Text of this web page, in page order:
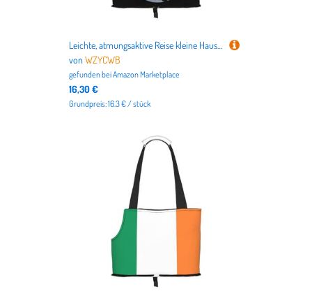
Leichte, atmungsaktive Reise kleine Haustier Umhängetasche, WZYCWB Eule unter dem Mond bedruckte Haustier Umhängetasche
vonWZYCWB
gefunden beiAmazon Marketplace
16,30 €
Grundpreis: 16.3 € / stück